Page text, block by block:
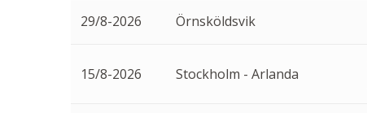
29/8-2026 Örnsköldsvik
15/8-2026 Stockholm - Arlanda